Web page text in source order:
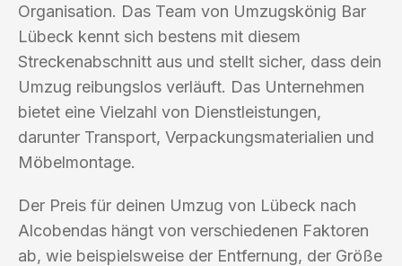
Organisation. Das Team von Umzugskönig Bar
Lübeck kennt sich bestens mit diesem
Streckenabschnitt aus und stellt sicher, dass dein
Umzug reibungslos verläuft. Das Unternehmen
bietet eine Vielzahl von Dienstleistungen,
darunter Transport, Verpackungsmaterialien und
Möbelmontage.
Der Preis für deinen Umzug von Lübeck nach
Alcobendas hängt von verschiedenen Faktoren
ab, wie beispielsweise der Entfernung, der Größe